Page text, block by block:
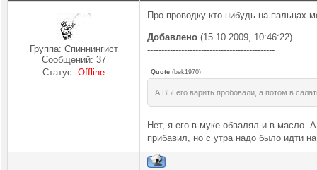
Группа: Спиннингист
Сообщений: 37
Статус:Offline
Про проводку кто-нибудь на пальцах
Добавлено (15.10.2009, 10:46:22)
---------------------------------------------
Quote (bek1970)
А ВЫ его варить пробовали, а потом в
Нет, я его в муке обвалял и в масло.
прибавил, но с утра надо было идти